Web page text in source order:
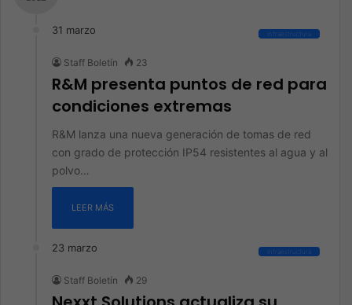
31 marzo Infraestructura
Staff Boletín 23
R&M presenta puntos de red para
condiciones extremas
R&M lanza una nueva generación de tomas de red
con grado de protección IP54 resistentes al agua y al
polvo…
LEER MÁS
23 marzo Infraestructura
Staff Boletín 29